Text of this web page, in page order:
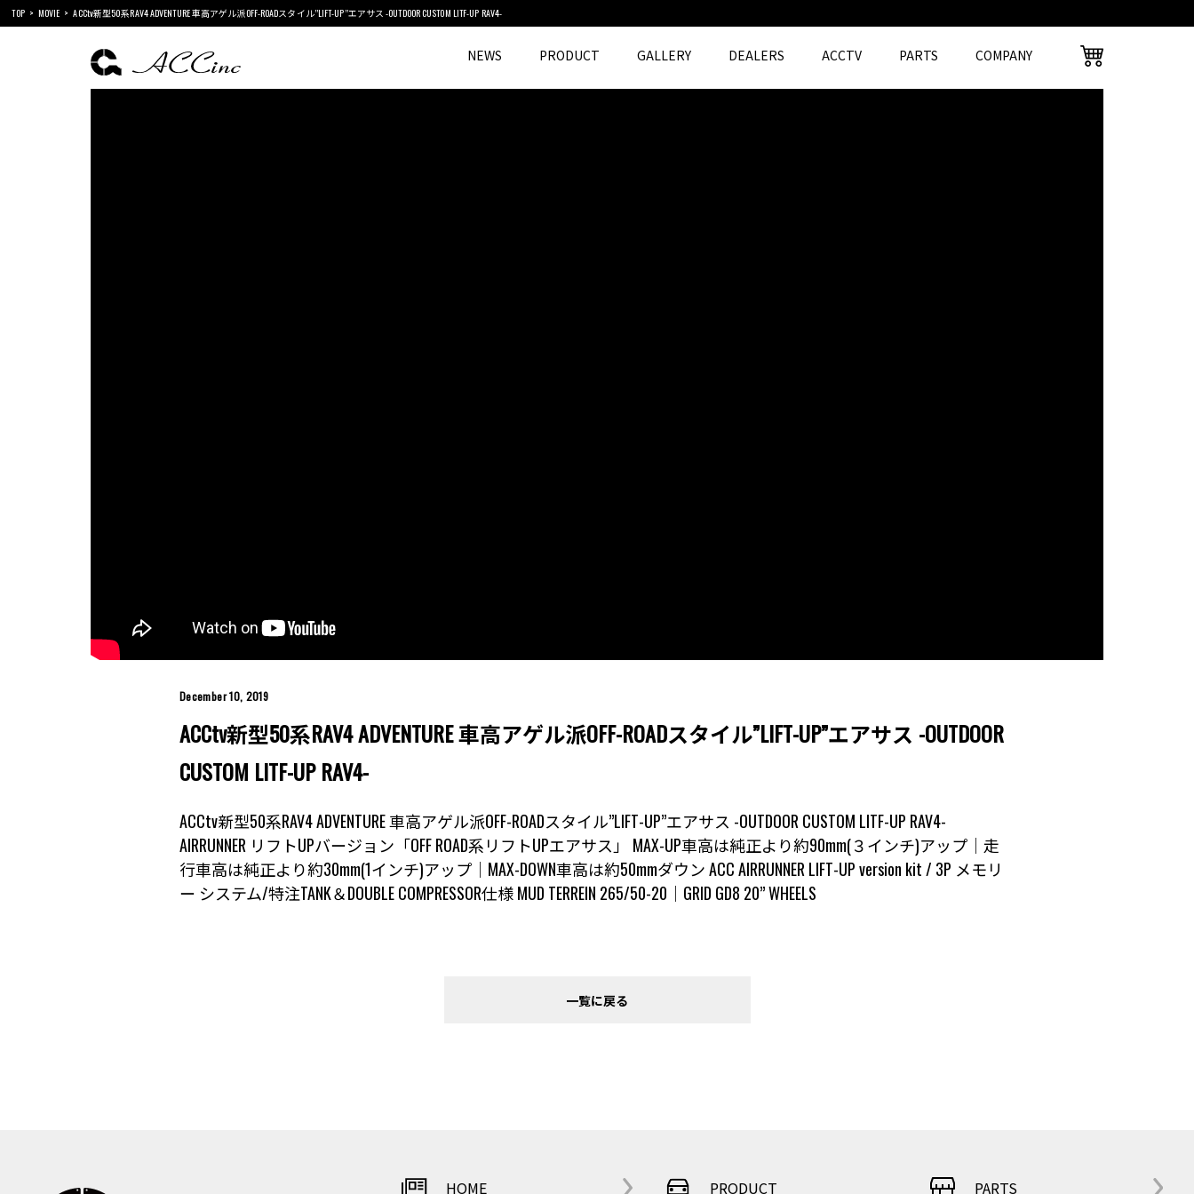
TOP MOVIE ACCtv新型50系RAV4 ADVENTURE 車高アゲル派OFF-ROADスタイル”LIFT-UP”エアサス -OUTDOOR CUSTOM LITF-UP RAV4-
NEWS PRODUCT GALLERY DEALERS ACCTV PARTS COMPANY
December 10, 2019
ACCtv新型50系RAV4 ADVENTURE 車高アゲル派OFF-ROADスタイル”LIFT-UP”エアサス -OUTDOOR
CUSTOM LITF-UP RAV4-
ACCtv新型50系RAV4 ADVENTURE 車高アゲル派OFF-ROADスタイル”LIFT-UP”エアサス -OUTDOOR CUSTOM LITF-UP RAV4-
AIRRUNNER リフトUPバージョン「OFF ROAD系リフトUPエアサス」
MAX-UP車高は純正より約90mm(３インチ)アップ｜走
行車高は純正より約30mm(1インチ)アップ｜MAX-DOWN車高は約50mmダウンACC AIRRUNNER LIFT-UP version kit/ 3P メモリ
ー システム/特注TANK＆DOUBLE COMPRESSOR仕様 MUD TERREIN 265/50-20｜GRID GD8 20” WHEELS
一覧に戻る
HOME PRODUCT PARTS